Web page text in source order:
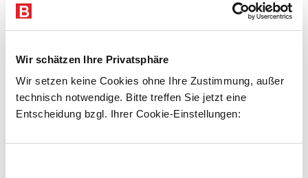
Wir schätzen Ihre Privatsphäre
Wir setzen keine Cookies ohne Ihre Zustimmung, außer
technisch notwendige. Bitte treffen Sie jetzt eine
Entscheidung bzgl. Ihrer Cookie-Einstellungen:
133,00 €*
exkl. 25,27 € MwSt.
73,00 €*
86,87 € inkl. MwSt.
Beschreibung
Beratung